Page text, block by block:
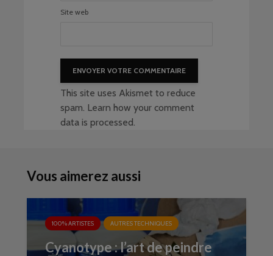
Site web
This site uses Akismet to reduce
spam. Learn how your comment
data is processed
Vous aimerez aussi
100% ARTISTES AUTRES TECHNIQUES
Cyanotype : l’art de peindre